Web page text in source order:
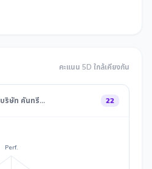
คะแนน 5D ใกล้เคียงกัน
บริษัท คันทรี… 22
Perf.